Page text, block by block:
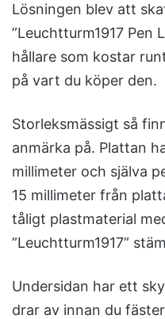
Lösningen blev att
”Leuchtturm1917 Pen
hållare som kostar
på vart du köper den.
Storleksmässigt så
anmärka på. Plattan
millimeter och själva
15 millimeter från
tåligt plastmaterial
”Leuchtturm1917”
Undersidan har ett
drar av innan du